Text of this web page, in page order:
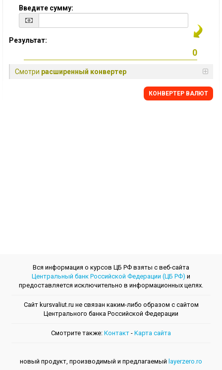
Введите сумму:
Результат:
Смотри расширенный конвертер
КОНВЕРТЕР ВАЛЮТ
Вся информация о курсов ЦБ РФ взяты с веб-сайта
Центральный банк Российской Федерации (ЦБ РФ) и
предоставляется исключительно в информационных целях.
Сайт kursvaliut.ru не связан каким-либо образом с сайтом
Центрального банкa Российской Федерации
Смотрите также: Контакт - Kарта сайта
новый продукт, производимый и предлагаемый layerzero.ro